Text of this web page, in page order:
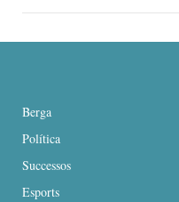
Berga
Política
Successos
Esports